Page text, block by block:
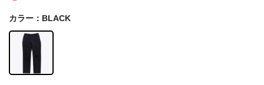
カラー：BLACK